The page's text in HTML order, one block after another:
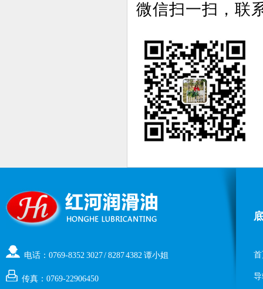
微信扫一扫，联
电话：0769-8352 3027 / 8287 4382 谭小姐
传真：0769-22906450